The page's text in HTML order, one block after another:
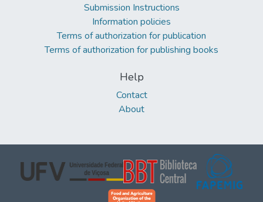
Submission Instructions
Information policies
Terms of authorization for publication
Terms of authorization for publishing books
Help
Contact
About